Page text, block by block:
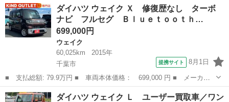
Ａ ＣＶＴオイルトルコン太郎圧送交換 ＣＶＴオイルストレーナー
交換 低速域衝...
千葉 白井市 ウェイク
ダイハツ ウェイク Ｘ 修復歴なし ターボ
ナビ フルセグ Ｂｌｕｅｔｏｏｔｈ…
699,000円
ウェイク
60,025km
2015年
千葉市
提携サイト 8月1日
■ 支払総額: 79.9万円 ■ 車両本体価格： 699,000 円 ■ メーカー
名： ダイハツ ■ 車種名： ウェイク ■ グレード名： Ｘ 修復
歴なし ターボ ナビ フルセグ Ｂｌｕｅｔｏｏｔｈ バックカメ
千葉 千葉市 ウェイク
ダイハツ ウェイク Ｌ ユーザー買取車／ワン